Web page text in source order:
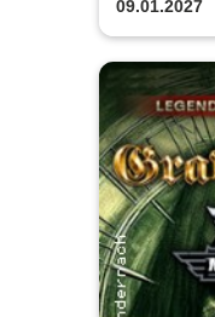
09.01.2027